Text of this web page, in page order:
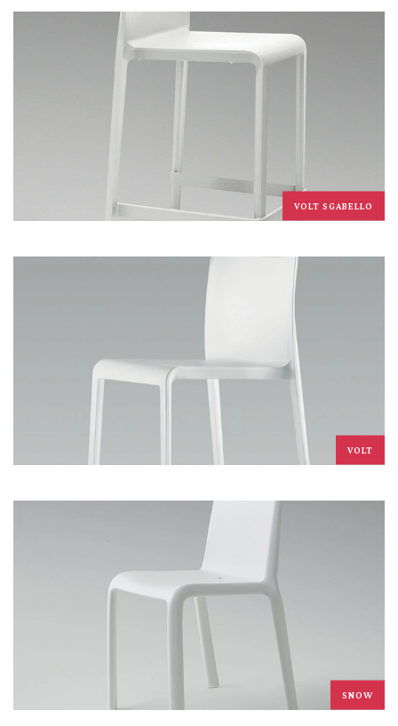
VOLT SGABELLO
VOLT
SNOW